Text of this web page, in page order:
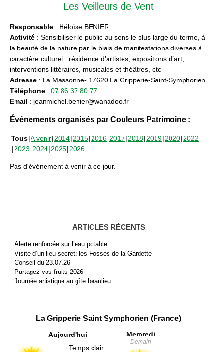
Les Veilleurs de Vent
Responsable : Héloïse BENIER
Activité : Sensibiliser le public au sens le plus large du terme, à
la beauté de la nature par le biais de manifestations diverses à
caractère culturel : résidence d’artistes, expositions d’art,
interventions littéraires, musicales et théâtres, etc
Adresse : La Massonne- 17620 La Gripperie-Saint-Symphorien
Téléphone : 07 86 37 80 77
Email : jeanmichel.benier@wanadoo.fr
Événements organisés par Couleurs Patrimoine :
Tous A venir 2014 2015 2016 2017 2018 2019 2020 2022
2023 2024 2025 2026
Pas d'événement à venir à ce jour.
ARTICLES RÉCENTS
Alerte renforcée sur l’eau potable
Visite d’un lieu secret: les Fosses de la Gardette
Conseil du 23.07.26
Partagez vos fruits 2026
Journée artistique au gîte beaulieu
La Gripperie Saint Symphorien (France)
Aujourd'hui
Temps clair
Mercredi
Demain